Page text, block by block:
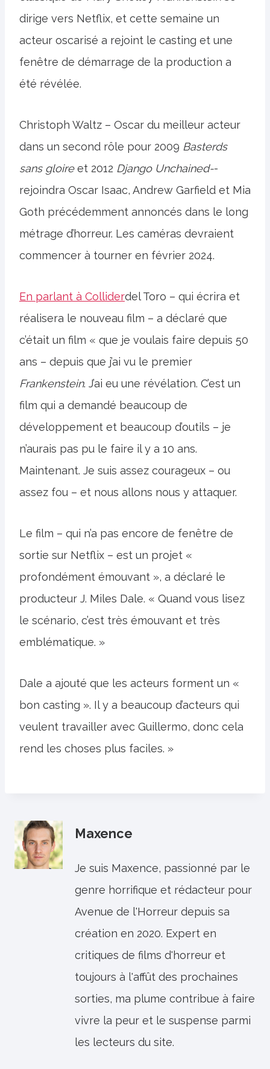
dirige vers Netflix, et cette semaine un
acteur oscarisé a rejoint le casting et une
fenêtre de démarrage de la production a
été révélée.
Christoph Waltz – Oscar du meilleur acteur
dans un second rôle pour 2009 Basterds
sans gloireet 2012 Django Unchained--
rejoindra Oscar Isaac, Andrew Garfield et Mia
Goth précédemment annoncés dans le long
métrage d’horreur. Les caméras devraient
commencer à tourner en février 2024.
En parlant à Colliderdel Toro – qui écrira et
réalisera le nouveau film – a déclaré que
c’était un film « que je voulais faire depuis 50
ans – depuis que j’ai vu le premier
Frankenstein. J’ai eu une révélation. C’est un
film qui a demandé beaucoup de
développement et beaucoup d’outils – je
n’aurais pas pu le faire il y a 10 ans.
Maintenant. Je suis assez courageux – ou
assez fou – et nous allons nous y attaquer.
Le film – qui n’a pas encore de fenêtre de
sortie sur Netflix – est un projet «
profondément émouvant », a déclaré le
producteur J. Miles Dale. « Quand vous lisez
le scénario, c’est très émouvant et très
emblématique. »
Dale a ajouté que les acteurs forment un «
bon casting ». Il y a beaucoup d’acteurs qui
veulent travailler avec Guillermo, donc cela
rend les choses plus faciles. »
Maxence
Je suis Maxence, passionné par le
genre horrifique et rédacteur pour
Avenue de l'Horreur depuis sa
création en 2020. Expert en
critiques de films d'horreur et
toujours à l'affût des prochaines
sorties, ma plume contribue à faire
vivre la peur et le suspense parmi
les lecteurs du site.